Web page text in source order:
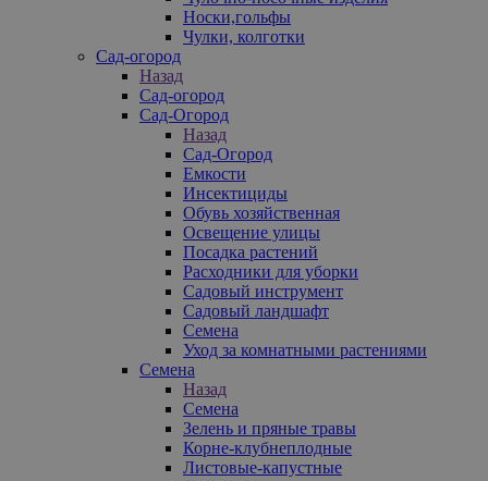
Носки,гольфы
Чулки, колготки
Сад-огород
Назад
Сад-огород
Сад-Огород
Назад
Сад-Огород
Емкости
Инсектициды
Обувь хозяйственная
Освещение улицы
Посадка растений
Расходники для уборки
Садовый инструмент
Садовый ландшафт
Семена
Уход за комнатными растениями
Семена
Назад
Семена
Зелень и пряные травы
Корне-клубнеплодные
Листовые-капустные